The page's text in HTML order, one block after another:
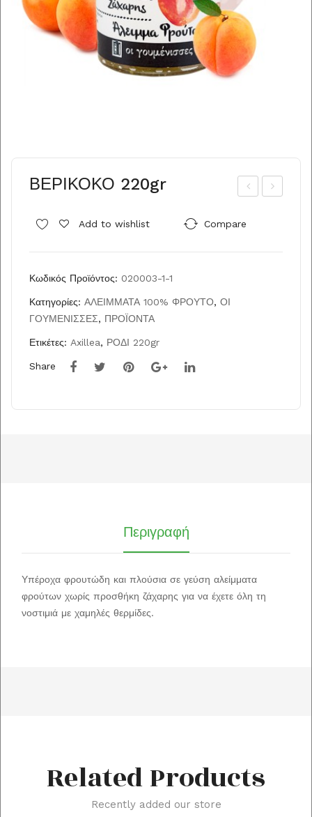
ΑΣ
ΒΕΡΙΚΟΚΟ 220gr
Add to wishlist Compare
Κωδικός Προϊόντος: 020003-1-1
Κατηγορίες: ΑΛΕΙΜΜΑΤΑ 100% ΦΡΟΥΤΟ, ΟΙ
ΓΟΥΜΕΝΙΣΣΕΣ, ΠΡΟΪΟΝΤΑ
Ετικέτες: Axillea, ΡΟΔΙ 220gr
Share
Περιγραφή
Υπέροχα φρουτώδη και πλούσια σε γεύση αλείμματα
φρούτων χωρίς προσθήκη ζάχαρης για να έχετε όλη τη
νοστιμιά με χαμηλές θερμίδες.
Related Products
Recently added our store